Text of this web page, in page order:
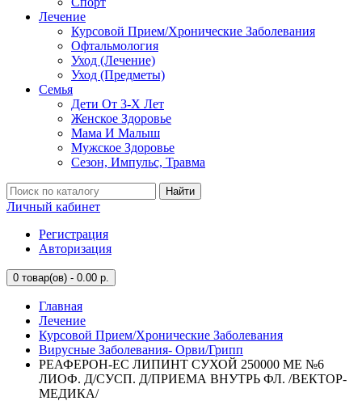
Лечение
Курсовой Прием/Хронические Заболевания
Офтальмология
Уход (Лечение)
Уход (Предметы)
Семья
Дети От 3-Х Лет
Женское Здоровье
Мама И Малыш
Мужское Здоровье
Сезон, Импульс, Травма
Найти
Личный кабинет
Регистрация
Авторизация
0 товар(ов) - 0.00 р.
Главная
Лечение
Курсовой Прием/Хронические Заболевания
Вирусные Заболевания- Орви/Грипп
РЕАФЕРОН-ЕС ЛИПИНТ СУХОЙ 250000 МЕ №6
ЛИОФ. Д/СУСП. Д/ПРИЕМА ВНУТРЬ ФЛ. /ВЕКТОР-
МЕДИКА/